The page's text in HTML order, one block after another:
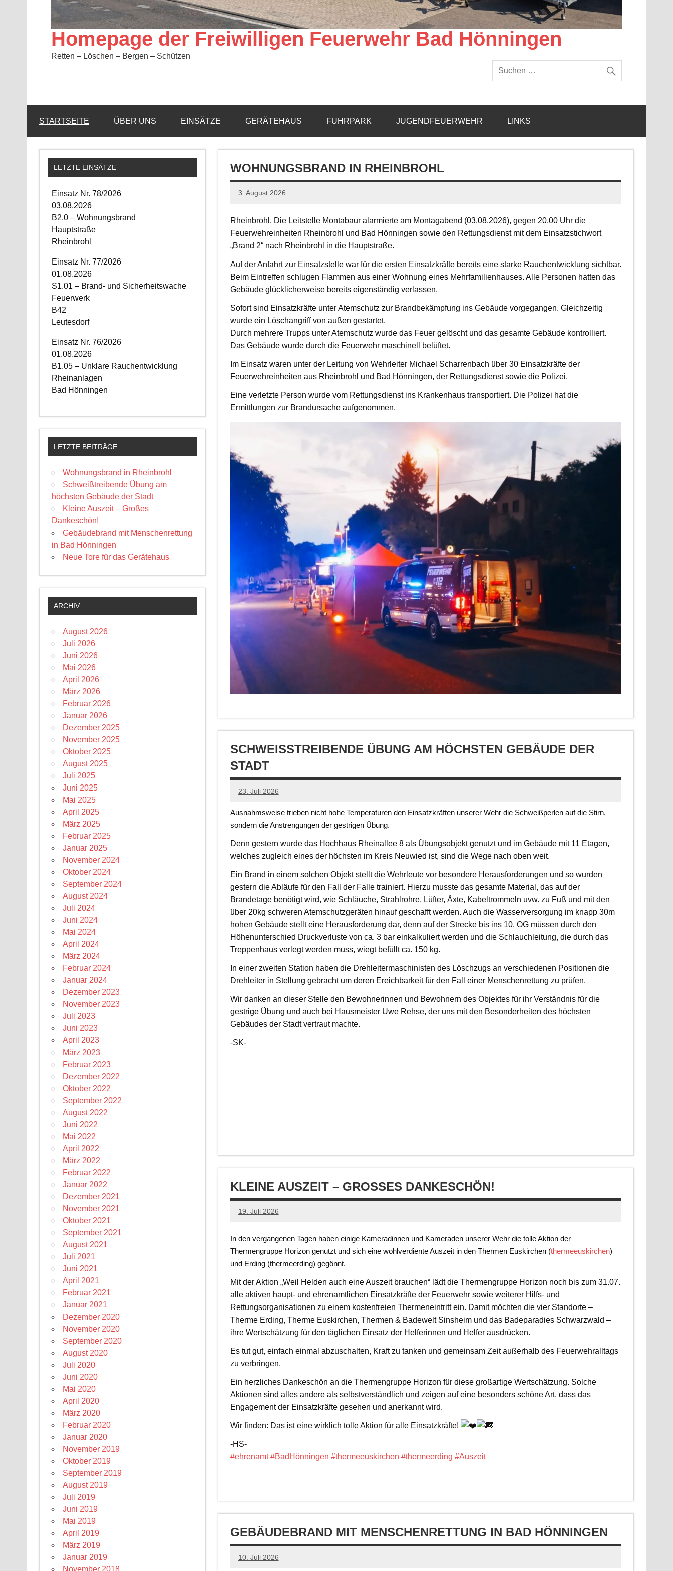
Homepage der Freiwilligen Feuerwehr Bad Hönningen
Retten – Löschen – Bergen – Schützen
STARTSEITE ÜBER UNS EINSÄTZE GERÄTEHAUS FUHRPARK JUGENDFEUERWEHR LINKS
WOHNUNGSBRAND IN RHEINBROHL
3. August 2026
Rheinbrohl. Die Leitstelle Montabaur alarmierte am Montagabend (03.08.2026), gegen 20.00 Uhr die
Feuerwehreinheiten Rheinbrohl und Bad Hönningen sowie den Rettungsdienst mit dem Einsatzstichwort
„Brand 2“ nach Rheinbrohl in die Hauptstraße.
Auf der Anfahrt zur Einsatzstelle war für die ersten Einsatzkräfte bereits eine starke Rauchentwicklung sichtbar.
Beim Eintreffen schlugen Flammen aus einer Wohnung eines Mehrfamilienhauses. Alle Personen hatten das
Gebäude glücklicherweise bereits eigenständig verlassen.
Sofort sind Einsatzkräfte unter Atemschutz zur Brandbekämpfung ins Gebäude vorgegangen. Gleichzeitig
wurde ein Löschangriff von außen gestartet.
Durch mehrere Trupps unter Atemschutz wurde das Feuer gelöscht und das gesamte Gebäude kontrolliert.
Das Gebäude wurde durch die Feuerwehr maschinell belüftet.
Im Einsatz waren unter der Leitung von Wehrleiter Michael Scharrenbach über 30 Einsatzkräfte der
Feuerwehreinheiten aus Rheinbrohl und Bad Hönningen, der Rettungsdienst sowie die Polizei.
Eine verletzte Person wurde vom Rettungsdienst ins Krankenhaus transportiert. Die Polizei hat die
Ermittlungen zur Brandursache aufgenommen.
SCHWEISSTREIBENDE ÜBUNG AM HÖCHSTEN GEBÄUDE DER S
TADT
23. Juli 2026
Ausnahmsweise trieben nicht hohe Temperaturen den Einsatzkräften unserer Wehr die Schweißperlen auf die Stirn,
sondern die Anstrengungen der gestrigen Übung.
Denn gestern wurde das Hochhaus Rheinallee 8 als Übungsobjekt genutzt und im Gebäude mit 11 Etagen,
welches zugleich eines der höchsten im Kreis Neuwied ist, sind die Wege nach oben weit.
Ein Brand in einem solchen Objekt stellt die Wehrleute vor besondere Herausforderungen und so wurden
gestern die Abläufe für den Fall der Falle trainiert. Hierzu musste das gesamte Material, das auf der
Brandetage benötigt wird, wie Schläuche, Strahlrohre, Lüfter, Äxte, Kabeltrommeln uvw. zu Fuß und mit den
über 20kg schweren Atemschutzgeräten hinauf geschafft werden. Auch die Wasserversorgung im knapp 30m
hohen Gebäude stellt eine Herausforderung dar, denn auf der Strecke bis ins 10. OG müssen durch den
Höhenunterschied Druckverluste von ca. 3 bar einkalkuliert werden und die Schlauchleitung, die durch das
Treppenhaus verlegt werden muss, wiegt befüllt ca. 150 kg.
In einer zweiten Station haben die Drehleitermaschinisten des Löschzugs an verschiedenen Positionen die
Drehleiter in Stellung gebracht um deren Ereichbarkeit für den Fall einer Menschenrettung zu prüfen.
Wir danken an dieser Stelle den Bewohnerinnen und Bewohnern des Objektes für ihr Verständnis für die
gestrige Übung und auch bei Hausmeister Uwe Rehse, der uns mit den Besonderheiten des höchsten
Gebäudes der Stadt vertraut machte.
-SK-
KLEINE AUSZEIT – GROSSES DANKESCHÖN!
19. Juli 2026
In den vergangenen Tagen haben einige Kameradinnen und Kameraden unserer Wehr die tolle Aktion der
Thermengruppe Horizon genutzt und sich eine wohlverdiente Auszeit in den Thermen Euskirchen (thermeeuskirchen)
und Erding (thermeerding) gegönnt.
Mit der Aktion „Weil Helden auch eine Auszeit brauchen“ lädt die Thermengruppe Horizon noch bis zum 31.07.
alle aktiven haupt- und ehrenamtlichen Einsatzkräfte der Feuerwehr sowie weiterer Hilfs- und
Rettungsorganisationen zu einem kostenfreien Thermeneintritt ein. Damit möchten die vier Standorte –
Therme Erding, Therme Euskirchen, Thermen & Badewelt Sinsheim und das Badeparadies Schwarzwald –
ihre Wertschätzung für den täglichen Einsatz der Helferinnen und Helfer ausdrücken.
Es tut gut, einfach einmal abzuschalten, Kraft zu tanken und gemeinsam Zeit außerhalb des Feuerwehralltags
zu verbringen.
Ein herzliches Dankeschön an die Thermengruppe Horizon für diese großartige Wertschätzung. Solche
Aktionen sind alles andere als selbstverständlich und zeigen auf eine besonders schöne Art, dass das
Engagement der Einsatzkräfte gesehen und anerkannt wird.
Wir finden: Das ist eine wirklich tolle Aktion für alle Einsatzkräfte!
-HS-
#ehrenamt #BadHönningen #thermeeuskirchen #thermeerding #Auszeit
GEBÄUDEBRAND MIT MENSCHENRETTUNG IN BAD HÖNNINGEN
10. Juli 2026
LETZTE EINSÄTZE
Einsatz Nr. 78/2026
03.08.2026
B2.0 – Wohnungsbrand
Hauptstraße
Rheinbrohl
Einsatz Nr. 77/2026
01.08.2026
S1.01 – Brand- und Sicherheitswache
Feuerwerk
B42
Leutesdorf
Einsatz Nr. 76/2026
01.08.2026
B1.05 – Unklare Rauchentwicklung
Rheinanlagen
Bad Hönningen
LETZTE BEITRÄGE
Wohnungsbrand in Rheinbrohl
Schweißtreibende Übung am
höchsten Gebäude der Stadt
Kleine Auszeit – Großes
Dankeschön!
Gebäudebrand mit Menschenrettung
in Bad Hönningen
Neue Tore für das Gerätehaus
ARCHIV
August 2026
Juli 2026
Juni 2026
Mai 2026
April 2026
März 2026
Februar 2026
Januar 2026
Dezember 2025
November 2025
Oktober 2025
August 2025
Juli 2025
Juni 2025
Mai 2025
April 2025
März 2025
Februar 2025
Januar 2025
November 2024
Oktober 2024
September 2024
August 2024
Juli 2024
Juni 2024
Mai 2024
April 2024
März 2024
Februar 2024
Januar 2024
Dezember 2023
November 2023
Juli 2023
Juni 2023
April 2023
März 2023
Februar 2023
Dezember 2022
Oktober 2022
September 2022
August 2022
Juni 2022
Mai 2022
April 2022
März 2022
Februar 2022
Januar 2022
Dezember 2021
November 2021
Oktober 2021
September 2021
August 2021
Juli 2021
Juni 2021
April 2021
Februar 2021
Januar 2021
Dezember 2020
November 2020
September 2020
August 2020
Juli 2020
Juni 2020
Mai 2020
April 2020
März 2020
Februar 2020
Januar 2020
November 2019
Oktober 2019
September 2019
August 2019
Juli 2019
Juni 2019
Mai 2019
April 2019
März 2019
Januar 2019